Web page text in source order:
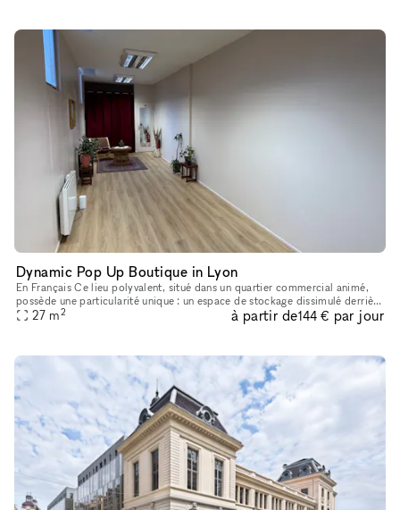
Dynamic Pop Up Boutique in Lyon
En Français Ce lieu polyvalent, situé dans un quartier commercial animé,
possède une particularité unique : un espace de stockage dissimulé derrière
de magnifiques rideaux rouges, ajoutant une touch
27 m2 à partir de144 € par jour